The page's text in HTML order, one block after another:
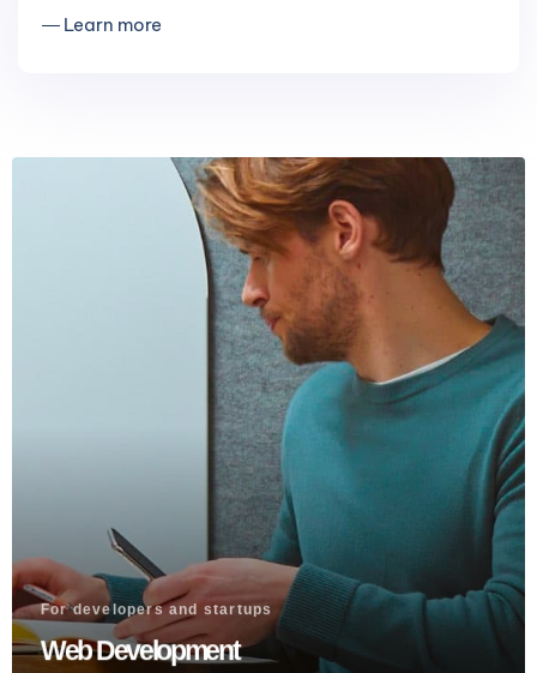
― Learn more
For developers and startups
Web Development